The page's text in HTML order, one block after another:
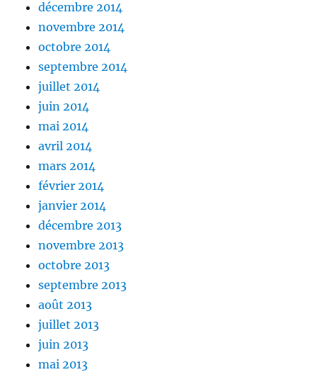
décembre 2014
novembre 2014
octobre 2014
septembre 2014
juillet 2014
juin 2014
mai 2014
avril 2014
mars 2014
février 2014
janvier 2014
décembre 2013
novembre 2013
octobre 2013
septembre 2013
août 2013
juillet 2013
juin 2013
mai 2013